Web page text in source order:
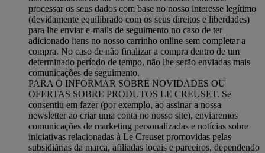
processar os seus dados com base no nosso interesse legítimo
(devidamente equilibrado com os seus direitos e liberdades)
para lhe enviar e-mails de seguimento no caso de ter
adicionado itens no nosso carrinho online sem completar a
compra. No caso de não finalizar a compra dentro de um
determinado período de tempo, não lhe serão enviadas mais
comunicações de seguimento.
PARA O INFORMAR SOBRE NOVIDADES OU
OFERTAS SOBRE PRODUTOS LE CREUSET. Se
consentiu em fazer (por exemplo, ao assinar a nossa
newsletter ao criar uma conta no nosso site), enviaremos
comunicações de marketing personalizadas e notícias sobre
iniciativas relacionadas à Le Creuset promovidas pelas
subsidiárias da marca, afiliadas locais e parceiros, dependendo